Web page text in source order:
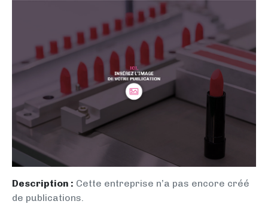
Description : Cette entreprise n’a pas encore créé
de publications.